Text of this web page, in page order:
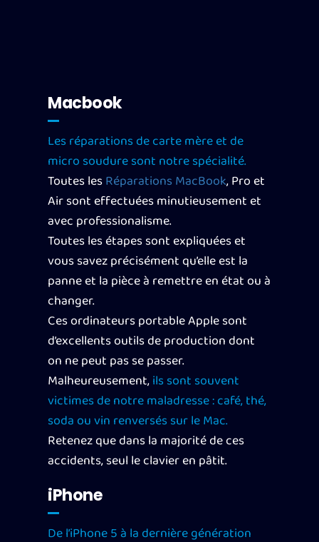
Macbook
Les réparations de carte mère et de
micro soudure sont notre spécialité.
Toutes lesRéparations MacBook, Pro et
Air sont effectuées minutieusement et
avec professionalisme.
Toutes les étapes sont expliquées et
vous savez précisément qu’elle est la
panne et la pièce à remettre en état ou à
changer.
Ces ordinateurs portable Apple sont
d’excellents outils de production dont
on ne peut pas se passer.
Malheureusement,ils sont souvent
victimes de notre maladresse : café, thé,
soda ou vin renversés sur le Mac.
Retenez que dans la majorité de ces
accidents, seul le clavier en pâtit.
iPhone
De l’iPhone 5 à la dernière génération